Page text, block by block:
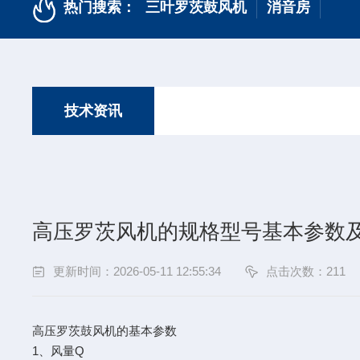
热门搜索： 三叶罗茨鼓风机 消音房
技术资讯
高压罗茨风机的规格型号基本参数
更新时间：2026-05-11 12:55:34 点击次数：211
高压罗茨鼓风机的基本参数
1、风量Q